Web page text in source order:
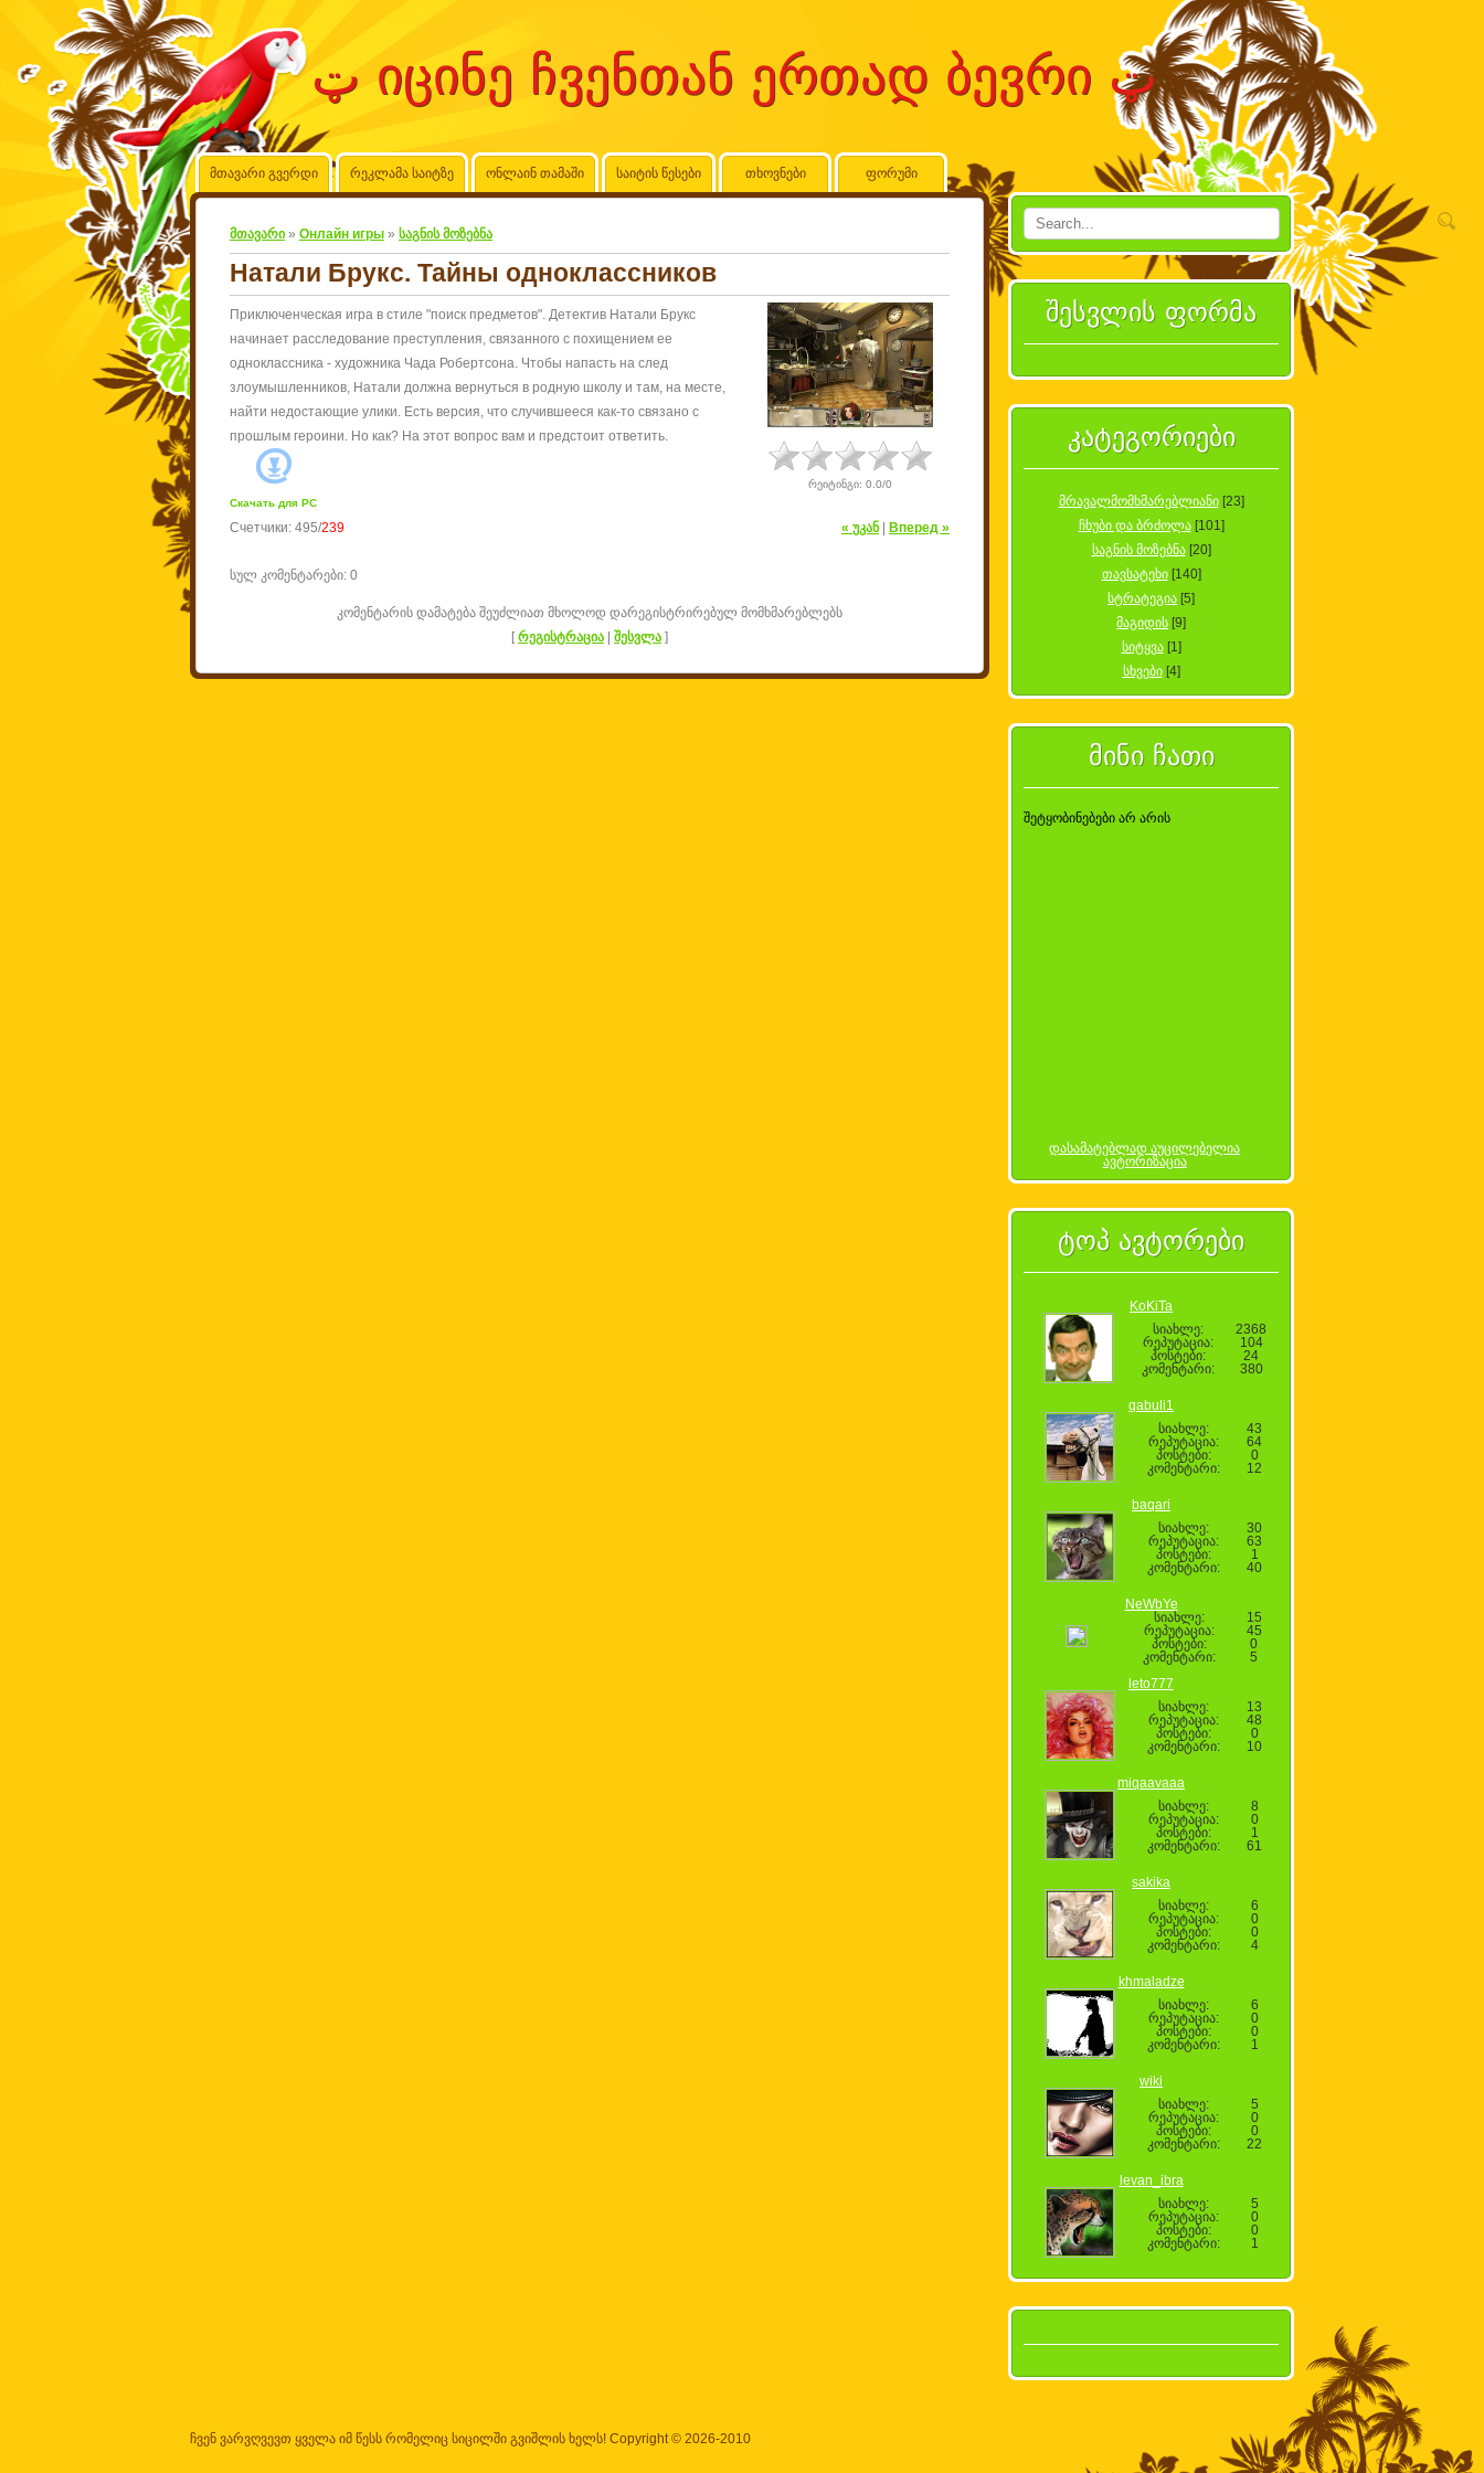
ټ იცინე ჩვენთან ერთად ბევრი ټ
მთავარი გვერდი რეკლამა საიტზე ონლაინ თამაში საიტის წესები თხოვნები ფორუმი
მთავარი » Онлайн игры » საგნის მოზებნა
Натали Брукс. Тайны одноклассников
Приключенческая игра в стиле "поиск предметов". Детектив Натали Брукс
начинает расследование преступления, связанного с похищением ее
одноклассника - художника Чада Робертсона. Чтобы напасть на след
злоумышленников, Натали должна вернуться в родную школу и там, на месте,
найти недостающие улики. Есть версия, что случившееся как-то связано с
прошлым героини. Но как? На этот вопрос вам и предстоит ответить.
Скачать для PC
რეიტინგი: 0.0/0
« უკან| Вперед »
Счетчики: 495/239
სულ კომენტარები: 0
კომენტარის დამატება შეუძლიათ მხოლოდ დარეგისტრირებულ მომხმარებლებს
[რეგისტრაცია შესვლა ]
შესვლის ფორმა
კატეგორიები
მრავალმომხმარებლიანი [23]
ჩხუბი და ბრძოლა [101]
საგნის მოზებნა [20]
თავსატეხი [140]
სტრატეგია [5]
მაგიდის [9]
სიტყვა [1]
სხვები [4]
მინი ჩათი
დასამატებლად აუცილებელია
ავტორიზაცია
ტოპ ავტორები
KoKiTa
სიახლე:
რეპუტაცია:
პოსტები:
კომენტარი:
2368
104
24
380
qabuli1
სიახლე:
რეპუტაცია:
პოსტები:
კომენტარი:
43
64
0
12
baqari
სიახლე:
რეპუტაცია:
პოსტები:
კომენტარი:
30
63
1
40
NeWbYe
სიახლე:
რეპუტაცია:
პოსტები:
კომენტარი:
15
45
0
5
leto777
სიახლე:
რეპუტაცია:
პოსტები:
კომენტარი:
13
48
0
10
miqaavaaa
სიახლე:
რეპუტაცია:
პოსტები:
კომენტარი:
8
0
1
61
sakika
სიახლე:
რეპუტაცია:
პოსტები:
კომენტარი:
6
0
0
4
khmaladze
სიახლე:
რეპუტაცია:
პოსტები:
კომენტარი:
6
0
0
1
wiki
სიახლე:
რეპუტაცია:
პოსტები:
კომენტარი:
5
0
0
22
levan_ibra
სიახლე:
რეპუტაცია:
პოსტები:
კომენტარი:
5
0
0
1
ჩვენ ვარვღვევთ ყველა იმ წესს რომელიც სიცილში გვიშლის ხელს! Copyright © 2026-2010